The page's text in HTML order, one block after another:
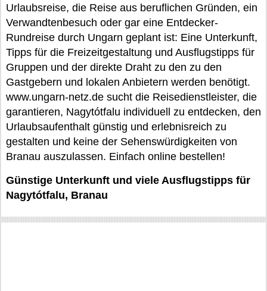
Urlaubsreise, die Reise aus beruflichen Gründen, ein
Verwandtenbesuch oder gar eine Entdecker-
Rundreise durch Ungarn geplant ist: Eine Unterkunft,
Tipps für die Freizeitgestaltung und Ausflugstipps für
Gruppen und der direkte Draht zu den zu den
Gastgebern und lokalen Anbietern werden benötigt.
www.ungarn-netz.de sucht die Reisedienstleister, die
garantieren, Nagytótfalu individuell zu entdecken, den
Urlaubsaufenthalt günstig und erlebnisreich zu
gestalten und keine der Sehenswürdigkeiten von
Branau auszulassen. Einfach online bestellen!
Günstige Unterkunft und viele Ausflugstipps für
Nagytótfalu, Branau